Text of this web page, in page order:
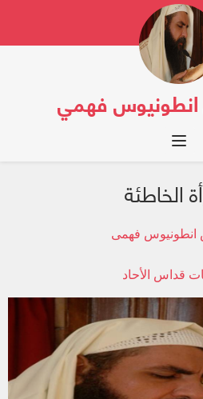
فهمي
Toggle navigation
الخاطئة
انطونيوس فهمى
قداس الأحاد